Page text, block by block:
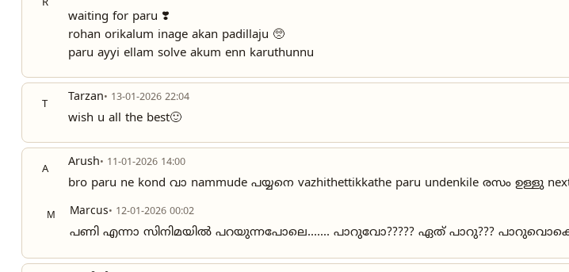
R
waiting for paru ❣️
rohan orikalum inage akan padillaju 🥺
paru ayyi ellam solve akum enn karuthunnu
T Tarzan• 13-01-2026 22:04
wish u all the best🙂
A Arush• 11-01-2026 14:00
bro paru ne kond വാ nammude പയ്യനെ vazhithettikkathe paru undenkile രസം ഉള്ളു
M Marcus• 12-01-2026 00:02
പണി എന്നാ സിനിമയിൽ പറയുന്നപോലെ....... പാറുവോ????? ഏത് പാറു???